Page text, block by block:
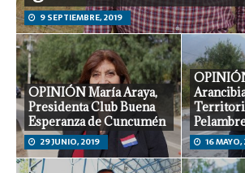
9 SEPTIEMBRE, 2019
OPINIÓN María Araya,
Presidenta Club Buena
Esperanza de Cuncumén
29 JUNIO, 2019 16